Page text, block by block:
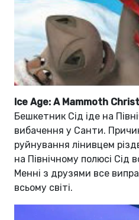
Ice Age: A Mammoth
Бешкетник Сід іде на
вибачення у Санти.
руйнування лінивцем
на Північному полюсі Сід
Менні з друзями все
всьому світі.